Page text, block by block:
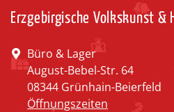
Erzgebirgische Volkskunst &
Büro & Lager
August-Bebel-Str. 64
08344 Grünhain-Beierfeld
Öffnungszeiten